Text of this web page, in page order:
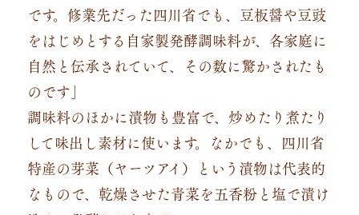
です。修業先だった四川省でも、豆板醤や豆豉
をはじめとする自家製発酵調味料が、各家庭に
自然と伝承されていて、その数に驚かされたも
のです」
調味料のほかに漬物も豊富で、炒めたり煮たり
して味出し素材に使います。なかでも、四川省
特産の芽菜（ヤーツアイ）という漬物は代表的
なもので、乾燥させた青菜を五香粉と塩で漬け